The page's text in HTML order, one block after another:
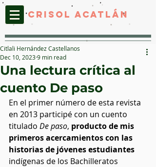
CRISOL ACATLáN
Una lectura crítica al
cuento De paso
Citlali Hernández Castellanos
Dec 10, 20239 min read
En el primer número de esta revista
en 2013 participé con un cuento
titulado De paso, producto de mis
primeros acercamientos con las
historias de jóvenes estudiantes
indígenas de los Bachilleratos